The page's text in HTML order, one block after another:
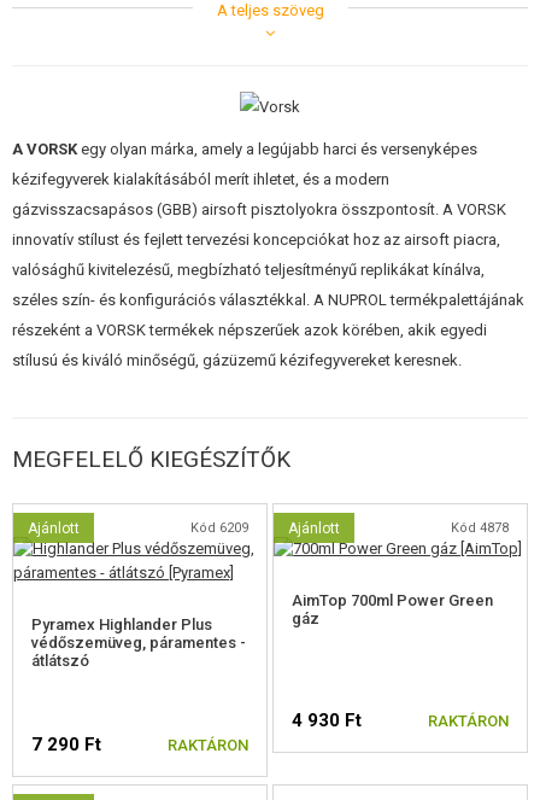
A gázüzemű airsoft fegyverek varázsa a nagyon nagy valósághűségben
mozdul a csúszda. A tár elsütése után a tolózár a hátsó helyzetben
marad. A fegyver meglehetősen reális elemzést is lehetővé tesz. A mozgó
alkatrészek érintkező felületeit szennyeződésmentesen kell tartani és
szilikonos vazelinnel vagy szilikonolajjal kell kenni.
A fegyver legszembetűnőbb jellemzői:
Eredeti fém CNC megmunkált csúszda
Texturált fogantyú az optimális fogásért
Külső huzagolt cső
Belső cső: o6.03mm
Meghosszabbított, megnövelt tárnyak
Egyedi sorozatszám a vázra gravírozva
Hangtompító adapter, beleértve a kupakot is. 14 mm-es bal oldali
menet
A teljes szöveg
A VORSKegy olyan márka, amely a legújabb harci és versenyképes
kézifegyverek kialakításából merít ihletet, és a modern
gázvisszacsapásos (GBB) airsoft pisztolyokra összpontosít. A VORSK
innovatív stílust és fejlett tervezési koncepciókat hoz az airsoft piacra,
valósághű kivitelezésű, megbízható teljesítményű replikákat kínálva,
széles szín- és konfigurációs választékkal. A NUPROL termékpalettájának
részeként a VORSK termékek népszerűek azok körében, akik egyedi
stílusú és kiváló minőségű, gázüzemű kézifegyvereket keresnek.
MEGFELELŐ KIEGÉSZÍTŐK
Ajánlott Kód 6209
Pyramex Highlander Plus
védőszemüveg, páramentes -
átlátszó
7 290 Ft RAKTÁRON
Ajánlott Kód 4878
AimTop 700ml Power Green
gáz
4 930 Ft RAKTÁRON